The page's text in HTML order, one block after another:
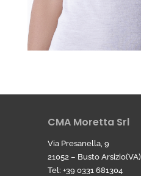
CMA Moretta Srl
Via Presanella, 9
21052 – Busto Arsizio(VA)
Tel: +39 0331 681304